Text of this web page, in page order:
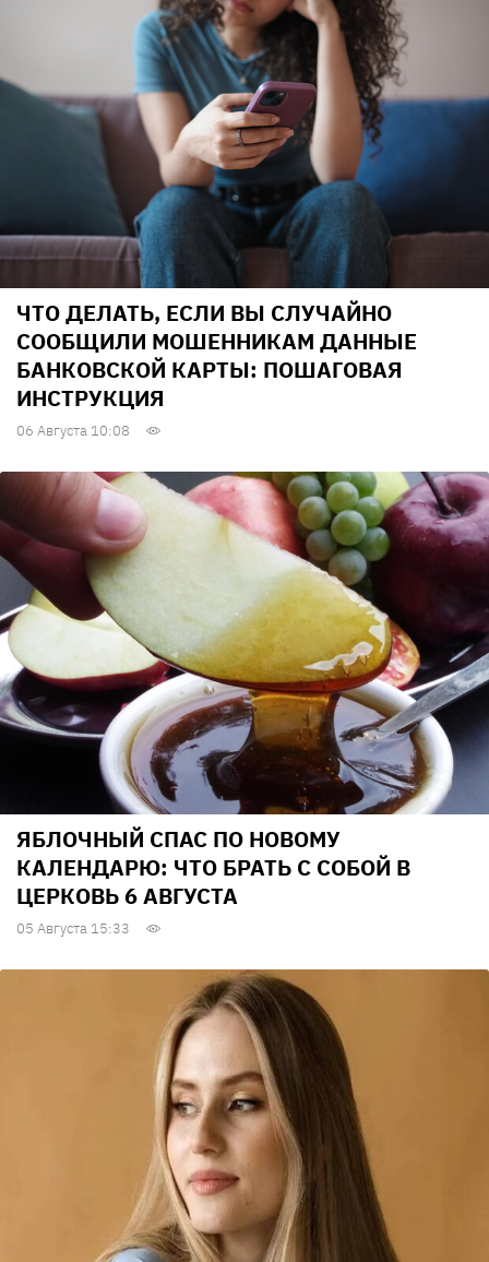
ЧТО ДЕЛАТЬ, ЕСЛИ ВЫ СЛУЧАЙНО
СООБЩИЛИ МОШЕННИКАМ ДАННЫЕ
БАНКОВСКОЙ КАРТЫ: ПОШАГОВАЯ
ИНСТРУКЦИЯ
06 Августа 10:08
ЯБЛОЧНЫЙ СПАС ПО НОВОМУ
КАЛЕНДАРЮ: ЧТО БРАТЬ С СОБОЙ В
ЦЕРКОВЬ 6 АВГУСТА
05 Августа 15:33